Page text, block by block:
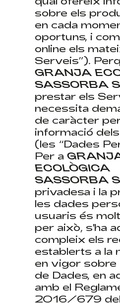
sobre els
en cada
oportuns, i
online els
Serveis”).
GRANJA
SASSORBA
prestar els
necessita
de caràcter
informació
(les “Dades
Per a
ECOLÒGICA
SASSORBA
privadesa i la
les dades
usuaris és
per això, s'ha
compleix els
establerts a la
en vigor sobre
de Dades, en
amb el
2016/679 del